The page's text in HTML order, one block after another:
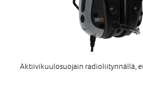
Aktiivikuulosuojain radioliitynnällä,